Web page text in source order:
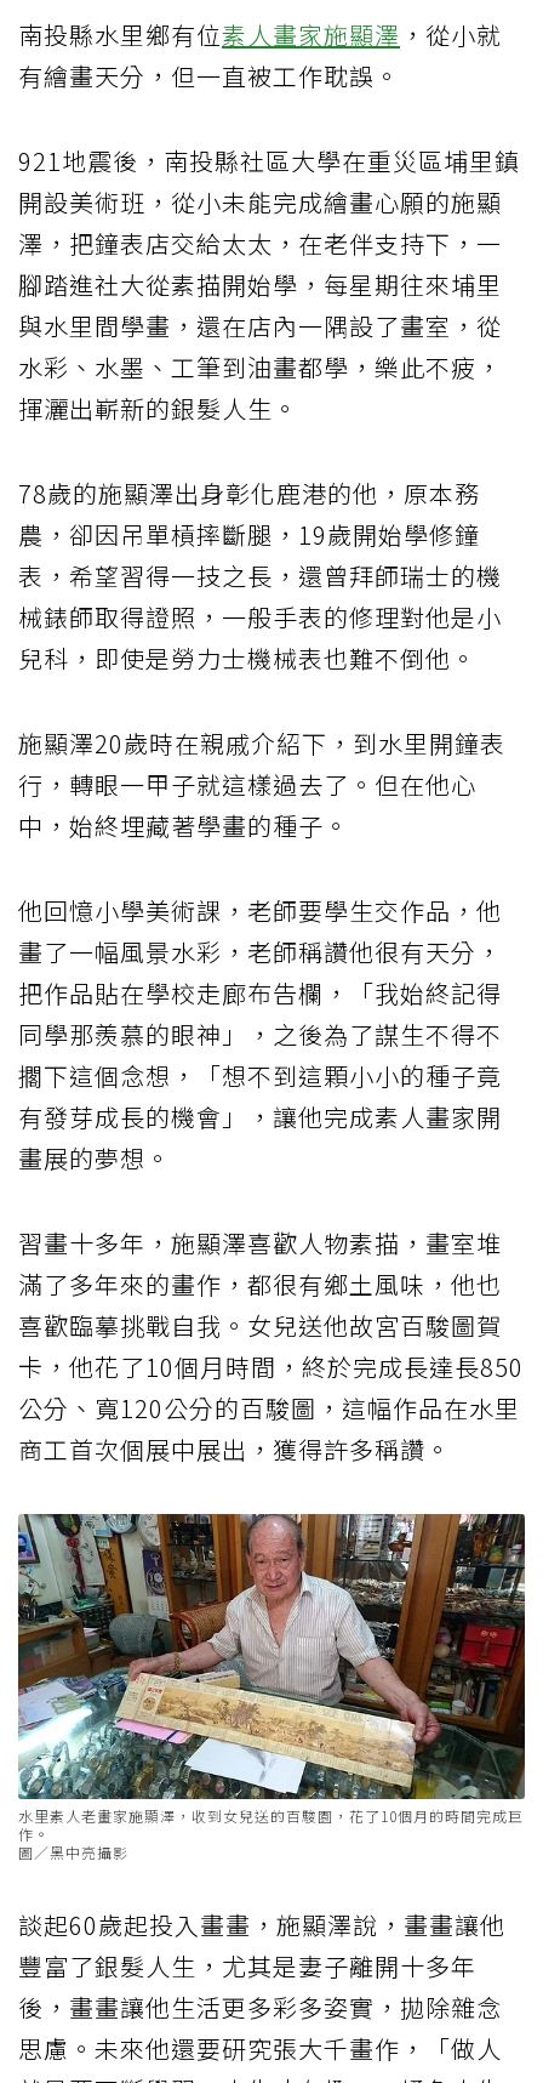
南投縣水里鄉有位素人畫家施顯澤 ，從小就
有繪畫天分，但一直被工作耽誤。
921地震後，南投縣社區大學在重災區埔里鎮
開設美術班，從小未能完成繪畫心願的施顯
澤，把鐘表店交給太太，在老伴支持下，一
腳踏進社大從素描開始學，每星期往來埔里
與水里間學畫，還在店內一隅設了畫室，從
水彩、水墨、工筆到油畫都學，樂此不疲，
揮灑出嶄新的銀髮人生。
78歲的施顯澤出身彰化鹿港的他，原本務
農，卻因吊單槓摔斷腿，19歲開始學修鐘
表，希望習得一技之長，還曾拜師瑞士的機
械錶師取得證照，一般手表的修理對他是小
兒科，即使是勞力士機械表也難不倒他。
施顯澤20歲時在親戚介紹下，到水里開鐘表
行，轉眼一甲子就這樣過去了。但在他心
中，始終埋藏著學畫的種子。
他回憶小學美術課，老師要學生交作品，他
畫了一幅風景水彩，老師稱讚他很有天分，
把作品貼在學校走廊布告欄，「我始終記得
同學那羨慕的眼神」，之後為了謀生不得不
擱下這個念想，「想不到這顆小小的種子竟
有發芽成長的機會」，讓他完成素人畫家開
畫展的夢想。
習畫十多年，施顯澤喜歡人物素描，畫室堆
滿了多年來的畫作，都很有鄉土風味，他也
喜歡臨摹挑戰自我。女兒送他故宮百駿圖賀
卡，他花了10個月時間，終於完成長達長850
公分、寬120公分的百駿圖，這幅作品在水里
商工首次個展中展出，獲得許多稱讚。
水里素人老畫家施顯澤，收到女兒送的百駿園，花了10個月的時間完成巨
作。
圖／黑中亮攝影
談起60歲起投入畫畫，施顯澤說，畫畫讓他
豐富了銀髮人生，尤其是妻子離開十多年
後，畫畫讓他生活更多彩多姿實，拋除雜念
思慮。未來他還要研究張大千畫作，「做人